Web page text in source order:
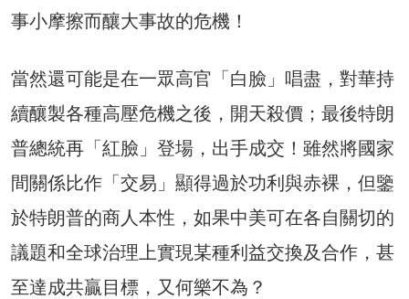
事小摩擦而釀大事故的危機！
當然還可能是在一眾高官「白臉」唱盡，對華持
續釀製各種高壓危機之後，開天殺價；最後特朗
普總統再「紅臉」登場，出手成交！雖然將國家
間關係比作「交易」顯得過於功利與赤裸，但鑒
於特朗普的商人本性，如果中美可在各自關切的
議題和全球治理上實現某種利益交換及合作，甚
至達成共贏目標，又何樂不為？